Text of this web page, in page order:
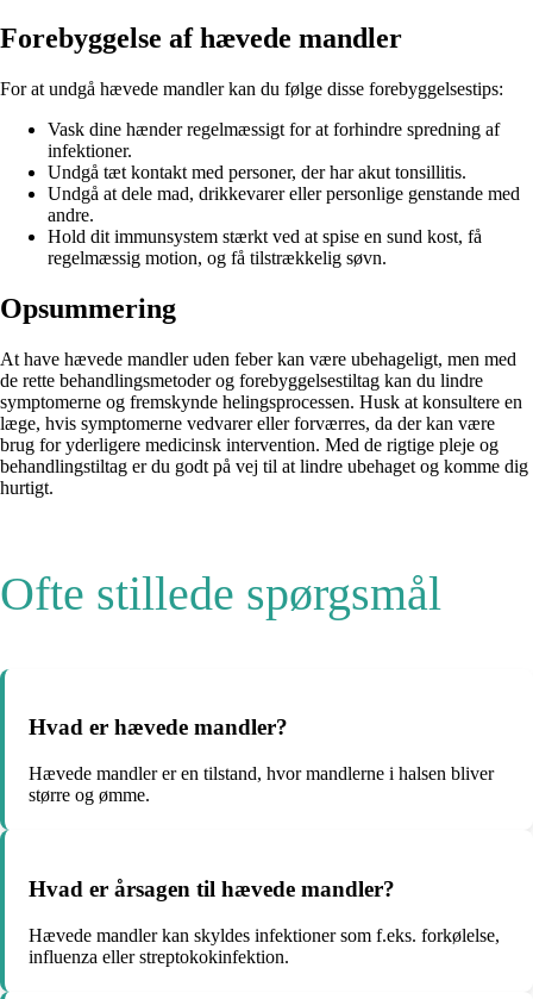
Forebyggelse af hævede mandler
For at undgå hævede mandler kan du følge disse forebyggelsestips:
Vask dine hænder regelmæssigt for at forhindre spredning af
infektioner.
Undgå tæt kontakt med personer, der har akut tonsillitis.
Undgå at dele mad, drikkevarer eller personlige genstande med
andre.
Hold dit immunsystem stærkt ved at spise en sund kost, få
regelmæssig motion, og få tilstrækkelig søvn.
Opsummering
At have hævede mandler uden feber kan være ubehageligt, men med
de rette behandlingsmetoder og forebyggelsestiltag kan du lindre
symptomerne og fremskynde helingsprocessen. Husk at konsultere en
læge, hvis symptomerne vedvarer eller forværres, da der kan være
brug for yderligere medicinsk intervention. Med de rigtige pleje og
behandlingstiltag er du godt på vej til at lindre ubehaget og komme dig
hurtigt.
Ofte stillede spørgsmål
Hvad er hævede mandler?
Hævede mandler er en tilstand, hvor mandlerne i halsen bliver
større og ømme.
Hvad er årsagen til hævede mandler?
Hævede mandler kan skyldes infektioner som f.eks. forkølelse,
influenza eller streptokokinfektion.